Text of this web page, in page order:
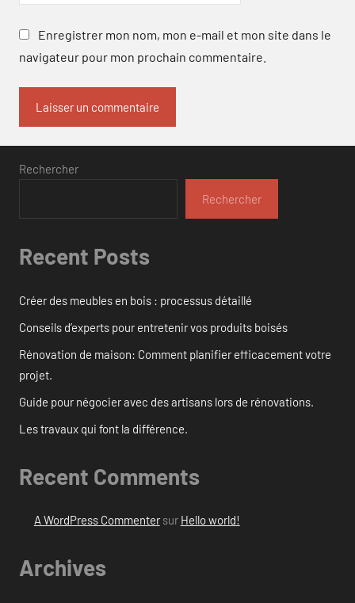
Enregistrer mon nom, mon e-mail et mon site dans le
navigateur pour mon prochain commentaire.
Rechercher
Rechercher
Recent Posts
Créer des meubles en bois : processus détaillé
Conseils d’experts pour entretenir vos produits boisés
Rénovation de maison: Comment planifier efficacement votre
projet.
Guide pour négocier avec des artisans lors de rénovations.
Les travaux qui font la différence.
Recent Comments
A WordPress Commentersur Hello world!
Archives